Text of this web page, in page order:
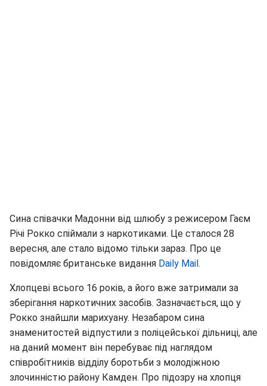
Сина співачки Мадонни від шлюбу з режисером Гаєм
Річі Рокко спіймали з наркотиками. Це сталося 28
вересня, але стало відомо тільки зараз. Про це
повідомляє британське видання Daily Mail.
Хлопцеві всього 16 років, а його вже затримали за
зберігання наркотичних засобів. Зазначається, що у
Рокко знайшли марихуану. Незабаром сина
знаменитостей відпустили з поліцейської дільниці, але
на даний момент він перебуває під наглядом
співробітників відділу боротьби з молодіжною
злочинністю району Камден. Про підозру на хлопця